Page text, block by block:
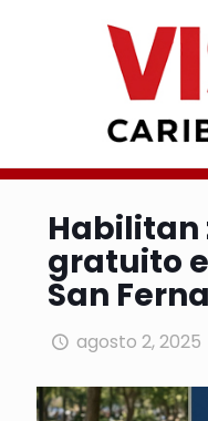
Habilitan
gratuito
San
agosto 2, 2025